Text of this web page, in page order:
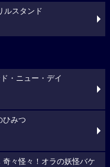
ルスタンド
・ニュー・デイ
ひみつ
々怪々！オラの妖怪バケ